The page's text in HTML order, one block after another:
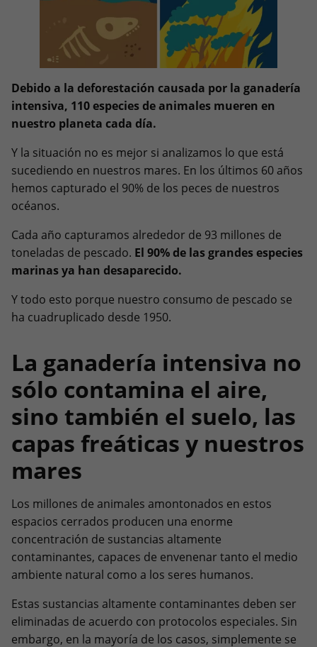
Debido a la deforestación causada por la ganadería
intensiva, 110 especies de animales mueren en
nuestro planeta cada día.
Y la situación no es mejor si analizamos lo que está
sucediendo en nuestros mares. En los últimos 60 años
hemos capturado el 90% de los peces de nuestros
océanos.
Cada año capturamos alrededor de 93 millones de
toneladas de pescado. El 90% de las grandes especies
marinas ya han desaparecido.
Y todo esto porque nuestro consumo de pescado se
ha cuadruplicado desde 1950.
La ganadería intensiva no
sólo contamina el aire,
sino también el suelo, las
capas freáticas y nuestros
mares
Los millones de animales amontonados en estos
espacios cerrados producen una enorme
concentración de sustancias altamente
contaminantes, capaces de envenenar tanto el medio
ambiente natural como a los seres humanos.
Estas sustancias altamente contaminantes deben ser
eliminadas de acuerdo con protocolos especiales. Sin
embargo, en la mayoría de los casos, simplemente se